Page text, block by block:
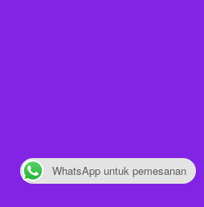
WhatsApp untuk pemesanan